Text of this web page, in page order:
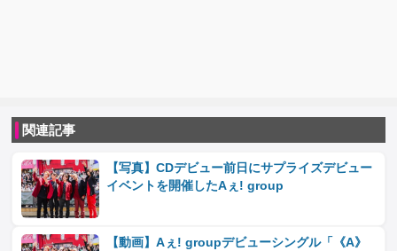
関連記事
【写真】CDデビュー前日にサプライズデビュー
イベントを開催したAぇ! group
【動画】Aぇ! groupデビューシングル「《A》